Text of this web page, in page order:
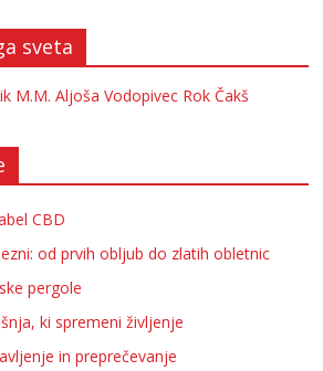
sveta
M.M. Aljoša Vodopivec Rok Čakš
CBD
od prvih obljub do zlatih obletnic
pergole
ki spremeni življenje
in preprečevanje